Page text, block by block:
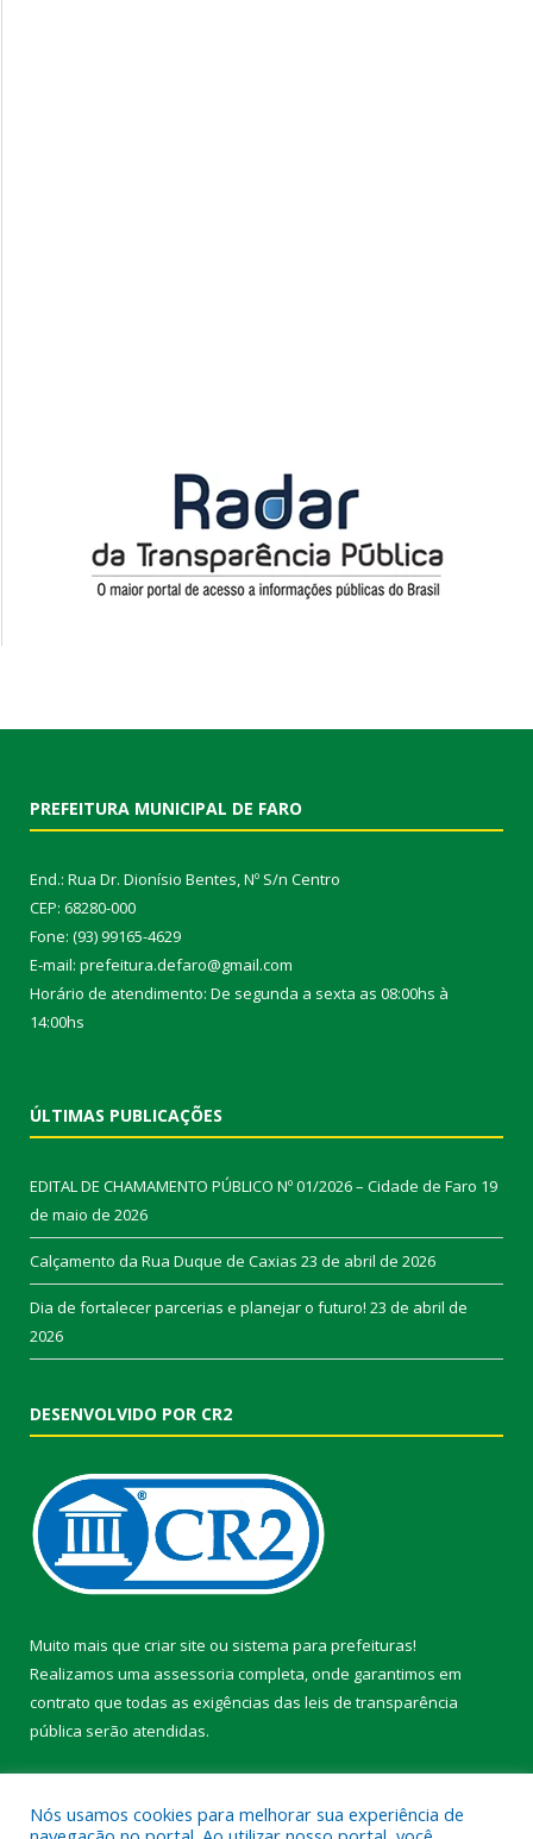
PREFEITURA MUNICIPAL DE FARO
End.: Rua Dr. Dionísio Bentes, Nº S/n Centro
CEP: 68280-000
Fone: (93) 99165-4629
E-mail: prefeitura.defaro@gmail.com
Horário de atendimento: De segunda a sexta as 08:00hs à
14:00hs
ÚLTIMAS PUBLICAÇÕES
EDITAL DE CHAMAMENTO PÚBLICO Nº 01/2026 – Cidade de Faro 19
de maio de 2026
Calçamento da Rua Duque de Caxias 23 de abril de 2026
Dia de fortalecer parcerias e planejar o futuro! 23 de abril de
2026
DESENVOLVIDO POR CR2
Muito mais que criar site ou sistema para prefeituras!
Realizamos uma assessoria completa, onde garantimos em
contrato que todas as exigências das leis de transparência
pública serão atendidas.
Nós usamos cookies para melhorar sua experiência de